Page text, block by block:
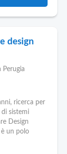
design
Perugia
ricerca per
sistemi
Design
è un polo